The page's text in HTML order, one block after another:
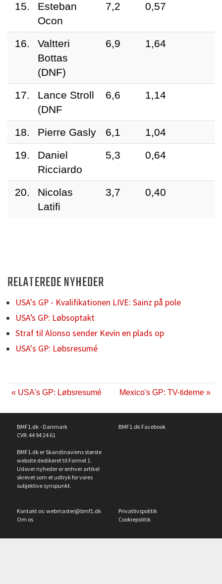
15.
Esteban
Ocon
7,2 0,57
16.
Valtteri
Bottas
(DNF)
6,9 1,64
17.
Lance Stroll
(DNF
6,6 1,14
18. Pierre Gasly 6,1
1,04
19.
Daniel
Ricciardo
5,3 0,64
20.
Nicolas
Latifi
3,7 0,40
RELATEREDE NYHEDER
USA's GP - Kvalifikationen LIVE: Sainz på pole
USA’s GP: Løbsoptakt
Straf til Alonso sender Kevin en plads op
USA's GP: Løbsresumé
« USA's GP: Løbsresumé Mexico's GP: TV-tiderne »
BMF1.dk - Danmark
CVR: 44 94 24 61
BMF1.dk er Skandinaviens største
website dedikeret til Formel 1.
Udover nyheder er enhver artikel
skrevet som et udtryk for vores
subjektive synspunkt.
BMF1.dk Facebook
Kontakt os: webmaster@bmf1.dk
Om os
Privatlivspolitik
Cookiepolitik